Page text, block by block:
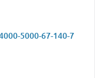
5000-67-140-7